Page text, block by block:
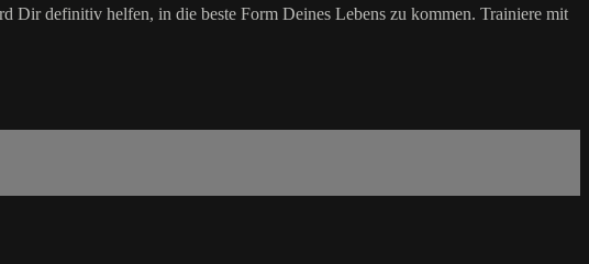
Dir definitiv helfen, in die beste Form Deines Lebens zu kommen. Trainiere mit